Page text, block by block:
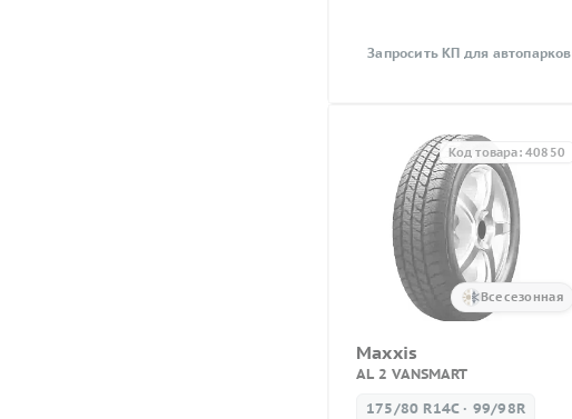
Запросить КП для автопарков
Всесезонная
Код товара: 40850
Maxxis
AL 2 VANSMART
175/80 R14C · 99/98R